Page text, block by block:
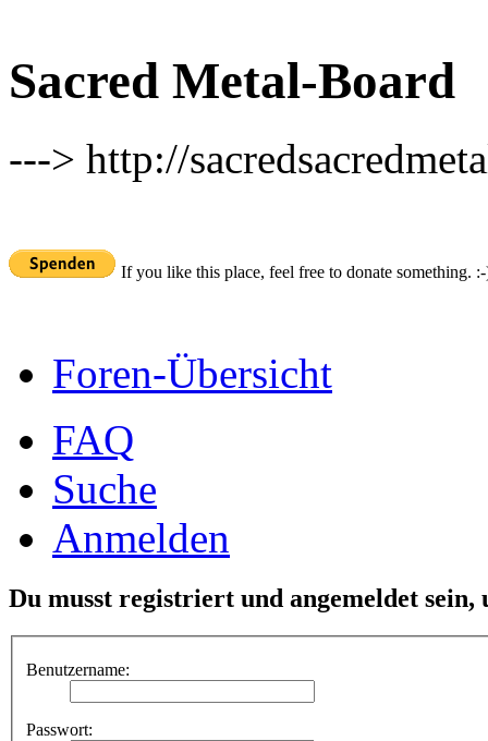
Sacred Metal-Board
---> http://
If you like this place, feel free to donate something.
Foren-Übersicht
FAQ
Suche
Anmelden
Du musst registriert und angemeldet sein,
Benutzername:
Passwort: